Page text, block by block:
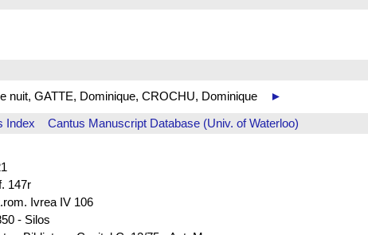
nuit, GATTE, Dominique, CROCHU, Dominique
►
Index
Cantus Manuscript Database (Univ. of Waterloo)
147r
Ivrea IV 106
- Silos